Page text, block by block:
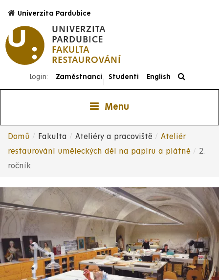
hlavnímu
obsahu
UNIVERZITA
PARDUBICE
FAKULTA
RESTAUROVÁNÍ
Univerzita Pardubice
Login: Zaměstnanci
|
Studenti English
Menu
Drobečková
navigace
Domů Fakulta Ateliéry a pracoviště
Ateliér
restaurování uměleckých děl na papíru a plátně
2.
ročník